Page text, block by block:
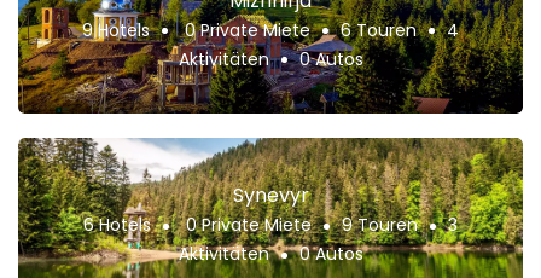
9 Hotels 0 Private Miete 6 Touren
4
Aktivitäten
0 Autos
Synevyr
6 Hotels 0 Private Miete 9 Touren
3
Aktivitäten
0 Autos